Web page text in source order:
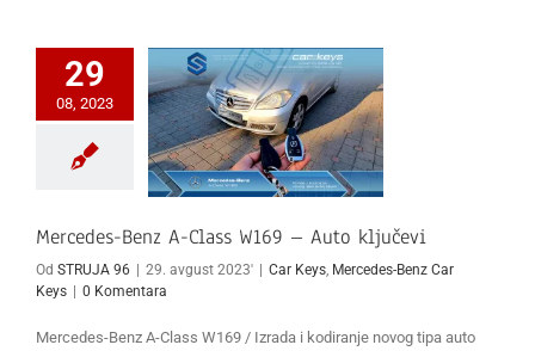
29
08, 2023
Mercedes-Benz A-Class
W169 – Auto ključevi
Keys
Mercedes-Benz A-Class W169 – Auto ključevi
Od STRUJA 96 | 29. avgust 2023' | Car Keys Mercedes-Benz Car
Keys | 0 Komentara
Mercedes-Benz A-Class W169 / Izrada i kodiranje novog tipa auto